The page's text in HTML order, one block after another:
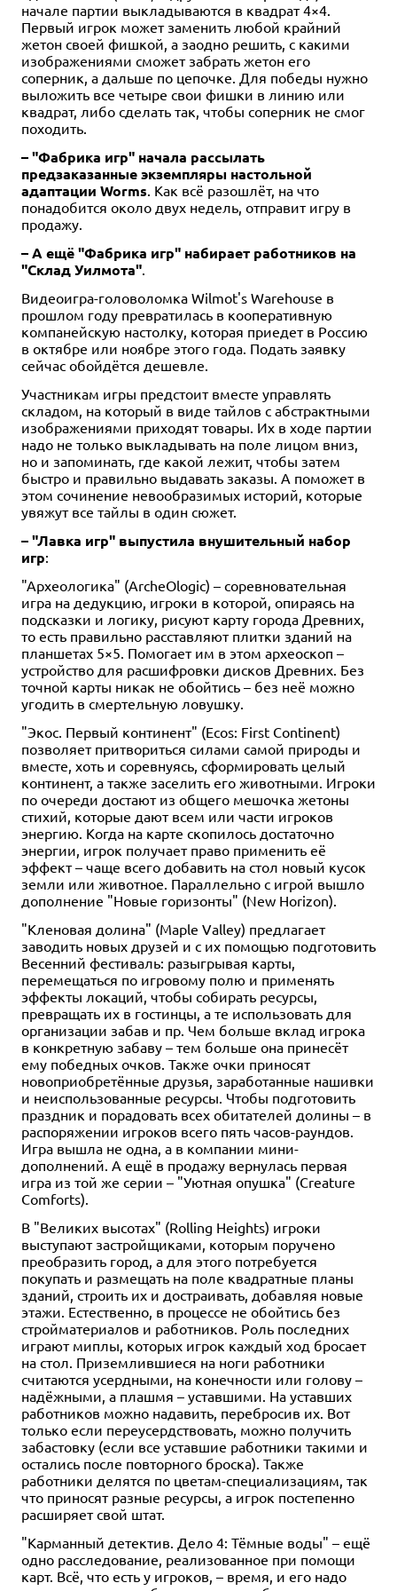
начале партии выкладываются в квадрат 4×4.
Первый игрок может заменить любой крайний
жетон своей фишкой, а заодно решить, с какими
изображениями сможет забрать жетон его
соперник, а дальше по цепочке. Для победы нужно
выложить все четыре свои фишки в линию или
квадрат, либо сделать так, чтобы соперник не смог
походить.
– "Фабрика игр" начала рассылать
предзаказанные экземпляры настольной
адаптации Worms. Как всё разошлёт, на что
понадобится около двух недель, отправит игру в
продажу.
– А ещё "Фабрика игр" набирает работников на
"Склад Уилмота".
Видеоигра-головоломка Wilmot's Warehouse в
прошлом году превратилась в кооперативную
компанейскую настолку, которая приедет в Россию
в октябре или ноябре этого года. Подать заявку
сейчас обойдётся дешевле.
Участникам игры предстоит вместе управлять
складом, на который в виде тайлов с абстрактными
изображениями приходят товары. Их в ходе партии
надо не только выкладывать на поле лицом вниз,
но и запоминать, где какой лежит, чтобы затем
быстро и правильно выдавать заказы. А поможет в
этом сочинение невообразимых историй, которые
увяжут все тайлы в один сюжет.
– "Лавка игр" выпустила внушительный набор
игр:
"Археологика" (ArcheOlogic) – соревновательная
игра на дедукцию, игроки в которой, опираясь на
подсказки и логику, рисуют карту города Древних,
то есть правильно расставляют плитки зданий на
планшетах 5×5. Помогает им в этом археоскоп –
устройство для расшифровки дисков Древних. Без
точной карты никак не обойтись – без неё можно
угодить в смертельную ловушку.
"Экос. Первый континент" (Ecos: First Continent)
позволяет притвориться силами самой природы и
вместе, хоть и соревнуясь, сформировать целый
континент, а также заселить его животными. Игроки
по очереди достают из общего мешочка жетоны
стихий, которые дают всем или части игроков
энергию. Когда на карте скопилось достаточно
энергии, игрок получает право применить её
эффект – чаще всего добавить на стол новый кусок
земли или животное. Параллельно с игрой вышло
дополнение "Новые горизонты" (New Horizon).
"Кленовая долина" (Maple Valley) предлагает
заводить новых друзей и с их помощью подготовить
Весенний фестиваль: разыгрывая карты,
перемещаться по игровому полю и применять
эффекты локаций, чтобы собирать ресурсы,
превращать их в гостинцы, а те использовать для
организации забав и пр. Чем больше вклад игрока
в конкретную забаву – тем больше она принесёт
ему победных очков. Также очки приносят
новоприобретённые друзья, заработанные нашивки
и неиспользованные ресурсы. Чтобы подготовить
праздник и порадовать всех обитателей долины – в
распоряжении игроков всего пять часов-раундов.
Игра вышла не одна, а в компании мини-
дополнений. А ещё в продажу вернулась первая
игра из той же серии – "Уютная опушка" (Creature
Comforts).
В "Великих высотах" (Rolling Heights) игроки
выступают застройщиками, которым поручено
преобразить город, а для этого потребуется
покупать и размещать на поле квадратные планы
зданий, строить их и достраивать, добавляя новые
этажи. Естественно, в процессе не обойтись без
стройматериалов и работников. Роль последних
играют миплы, которых игрок каждый ход бросает
на стол. Приземлившиеся на ноги работники
считаются усердными, на конечности или голову –
надёжными, а плашмя – уставшими. На уставших
работников можно надавить, перебросив их. Вот
только если переусердствовать, можно получить
забастовку (если все уставшие работники такими и
остались после повторного броска). Также
работники делятся по цветам-специализациям, так
что приносят разные ресурсы, а игрок постепенно
расширяет свой штат.
"Карманный детектив. Дело 4: Тёмные воды" – ещё
одно расследование, реализованное при помощи
карт. Всё, что есть у игроков, – время, и его надо